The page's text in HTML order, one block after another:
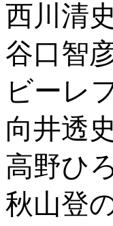
西川清
谷口智
ビーレ
向井透
高野ひ
秋山登